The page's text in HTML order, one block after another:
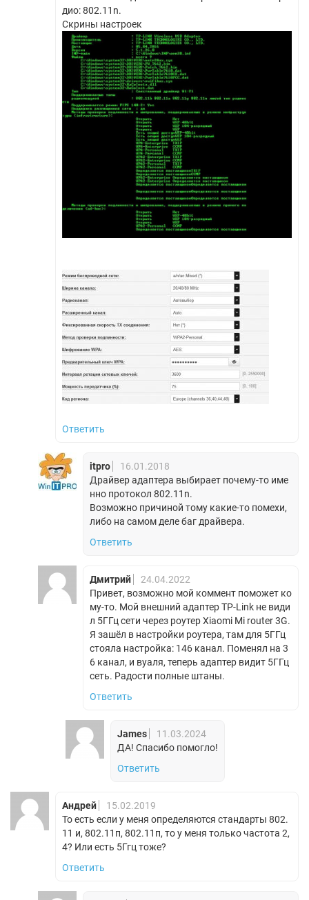
дио: 802.11n.
Скрины настроек
Ответить
itpro
16.01.2018
Драйвер адаптера выбирает почему-то име
нно протокол 802.11n.
Возможно причиной тому какие-то помехи,
либо на самом деле баг драйвера.
Ответить
Дмитрий
24.04.2022
Привет, возможно мой коммент поможет ко
му-то. Мой внешний адаптер TP-Link не види
л 5ГГц сети через роутер Xiaomi Mi router 3G.
Я зашёл в настройки роутера, там для 5ГГц
стояла настройка: 146 канал. Поменял на 3
6 канал, и вуаля, теперь адаптер видит 5ГГц
сеть. Радости полные штаны.
Ответить
James
11.03.2024
ДА! Спасибо помогло!
Ответить
Андрей
15.02.2019
То есть если у меня определяются стандарты 802.
11 и, 802.11п, 802.11п, то у меня только частота 2,
4? Или есть 5Ггц тоже?
Ответить